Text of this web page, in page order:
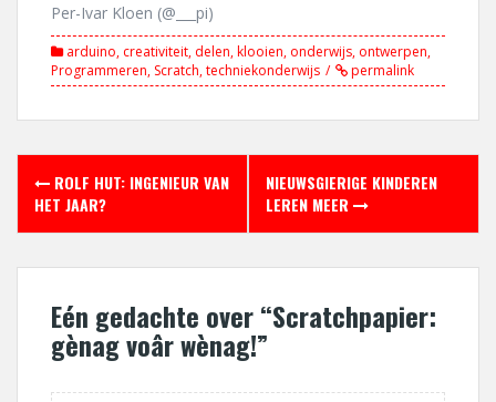
Per-Ivar Kloen (@___pi)
arduino, creativiteit, delen,klooien, onderwijs, ontwerpen,
Programmeren, Scratch,techniekonderwijs permalink
Berichtnavigatie
ROLF HUT: INGENIEUR VAN
HET JAAR?
NIEUWSGIERIGE KINDEREN
LEREN MEER
Eén gedachte over “Scratchpapier:
gènag voâr wènag!”